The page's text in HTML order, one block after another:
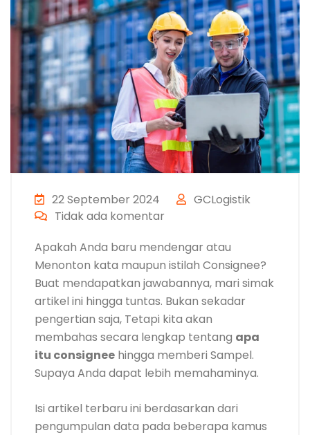
22 September 2024
GCLogistik
Tidak ada komentar
Apakah Anda baru mendengar atau
Menonton kata maupun istilah Consignee?
Buat mendapatkan jawabannya, mari simak
artikel ini hingga tuntas. Bukan sekadar
pengertian saja, Tetapi kita akan
membahas secara lengkap tentang apa
itu consignee hingga memberi Sampel.
Supaya Anda dapat lebih memahaminya.
Isi artikel terbaru ini berdasarkan dari
pengumpulan data pada beberapa kamus